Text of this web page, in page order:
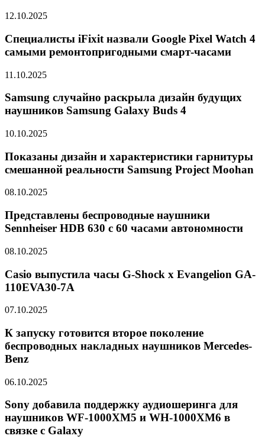
12.10.2025
Специалисты iFixit назвали Google Pixel Watch 4
самыми ремонтопригодными смарт-часами
11.10.2025
Samsung случайно раскрыла дизайн будущих
наушников Samsung Galaxy Buds 4
10.10.2025
Показаны дизайн и характеристики гарнитуры
смешанной реальности Samsung Project Moohan
08.10.2025
Представлены беспроводные наушники
Sennheiser HDB 630 с 60 часами автономности
08.10.2025
Casio выпустила часы G-Shock x Evangelion GA-
110EVA30-7A
07.10.2025
К запуску готовится второе поколение
беспроводных накладных наушников Mercedes-
Benz
06.10.2025
Sony добавила поддержку аудиошеринга для
наушников WF-1000XM5 и WH-1000XM6 в
связке с Galaxy